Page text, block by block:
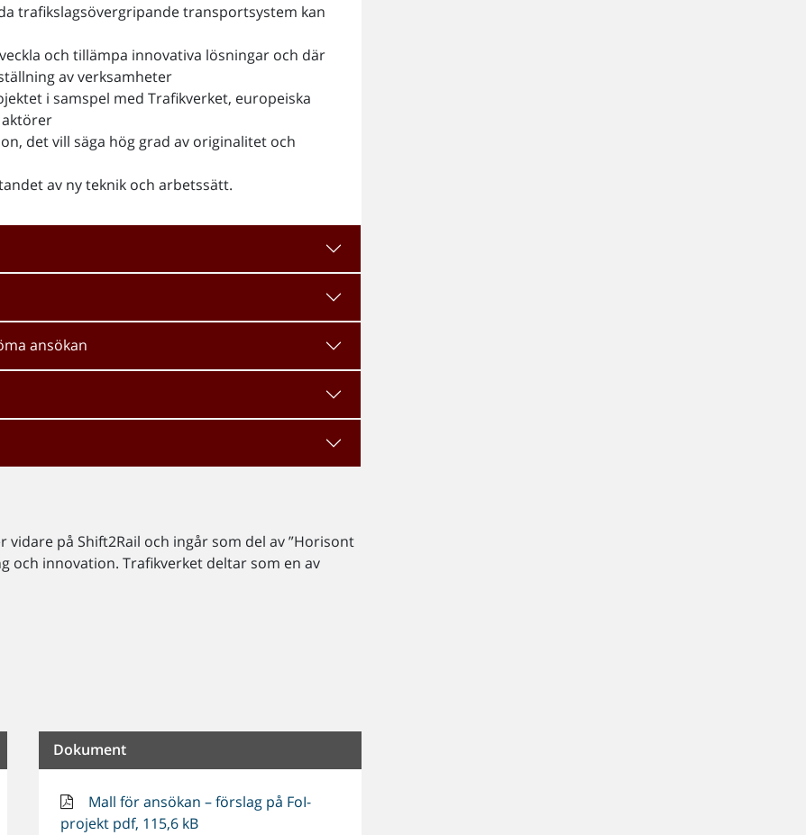
trafikslagsövergripande transportsystem kan
och tillämpa innovativa lösningar och där
av verksamheter
i samspel med Trafikverket, europeiska
det vill säga hög grad av originalitet och
av ny teknik och arbetssätt.
ansökan
vidare på Shift2Rail och ingår som del av ”Horisont
och innovation. Trafikverket deltar som en av
Dokument
Mall för ansökan – förslag på FoI-
projekt pdf, 115,6 kB